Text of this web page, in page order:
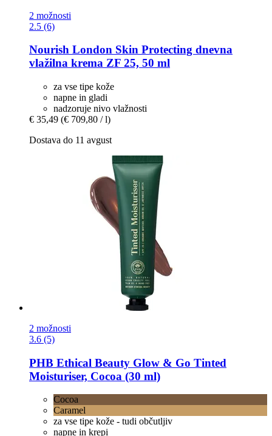
2 možnosti
2.5 (6)
Nourish London Skin Protecting dnevna
vlažilna krema ZF 25, 50 ml
za vse tipe kože
napne in gladi
nadzoruje nivo vlažnosti
€ 35,49 (€ 709,80 / l)
Dostava do 11 avgust
2 možnosti
3.6 (5)
PHB Ethical Beauty Glow & Go Tinted
Moisturiser, Cocoa (30 ml)
Cocoa
Caramel
za vse tipe kože - tudi občutljiv
napne in krepi